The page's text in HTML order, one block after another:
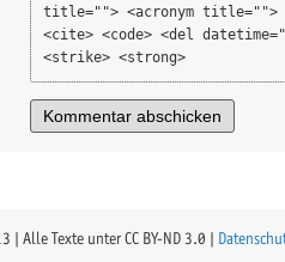
title=""> <acronym title="">
<cite> <code> <del
<strike> <strong>
| Alle Texte unter CC BY-ND 3.0 |